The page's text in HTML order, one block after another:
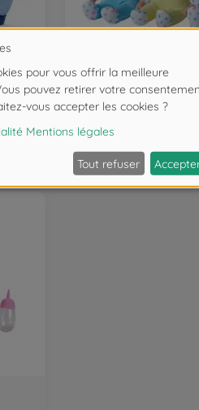
My Love Squishbabies, 3-ass.
Poupons corps souple
105140003